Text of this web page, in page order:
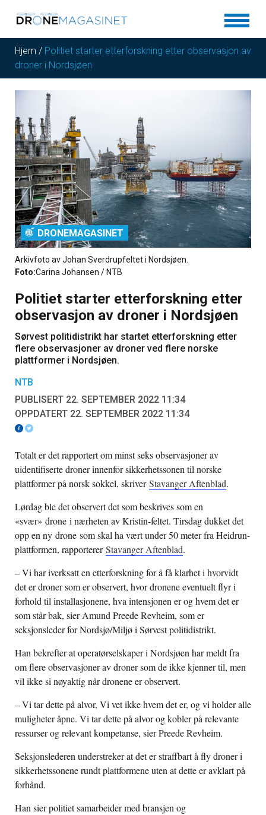
Hjem / Politiet starter etterforskning etter observasjon av
droner i Nordsjøen
DRONEMAGASINET
Arkivfoto av Johan Sverdrupfeltet i Nordsjøen.
Foto:Carina Johansen / NTB
Politiet starter etterforskning etter
observasjon av droner i Nordsjøen
Sørvest politidistrikt har startet etterforskning etter
flere observasjoner av droner ved flere norske
plattformer i Nordsjøen.
NTB
PUBLISERT 22. SEPTEMBER 2022 11:34
OPPDATERT 22. SEPTEMBER 2022 11:34
Totalt er det rapportert om minst seks observasjoner av
uidentifiserte droner innenfor sikkerhetssonen til norske
plattformer på norsk sokkel, skriverStavanger Aftenblad.
Lørdag ble det observert det som beskrives som en
«svær» drone i nærheten av Kristin-feltet. Tirsdag dukket det
opp en ny drone som skal ha vært under 50 meter fra Heidrun-
plattformen, rapportererStavanger Aftenblad.
– Vi har iverksatt en etterforskning for å få klarhet i hvorvidt
det er droner som er observert, hvor dronene eventuelt flyr i
forhold til installasjonene, hva intensjonen er og hvem det er
som står bak, sier Amund Preede Revheim, som er
seksjonsleder for Nordsjø/Miljø i Sørvest politidistrikt.
Han bekrefter at operatørselskaper i Nordsjøen har meldt fra
om flere observasjoner av droner som de ikke kjenner til, men
vil ikke si nøyaktig når dronene er observert.
– Vi tar dette på alvor, Vi vet ikke hvem det er, og vi holder alle
muligheter åpne. Vi tar dette på alvor og kobler på relevante
ressurser og relevant kompetanse, sier Preede Revheim.
Seksjonslederen understreker at det er straffbart å fly droner i
sikkerhetssonene rundt plattformene uten at dette er avklart på
forhånd.
Han sier politiet samarbeider med bransjen og